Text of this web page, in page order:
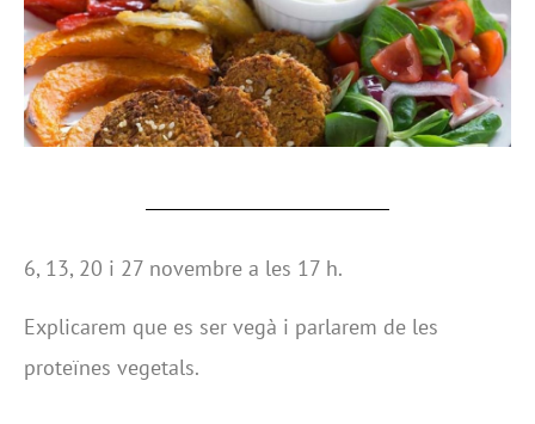
6, 13, 20 i 27 novembre a les 17 h.
Explicarem que es ser vegà i parlarem de les
proteïnes vegetals.